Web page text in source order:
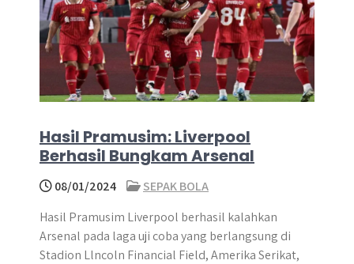
Hasil Pramusim: Liverpool
Berhasil Bungkam Arsenal
08/01/2024
SEPAK BOLA
Hasil Pramusim Liverpool berhasil kalahkan
Arsenal pada laga uji coba yang berlangsung di
Stadion Llncoln Financial Field, Amerika Serikat,